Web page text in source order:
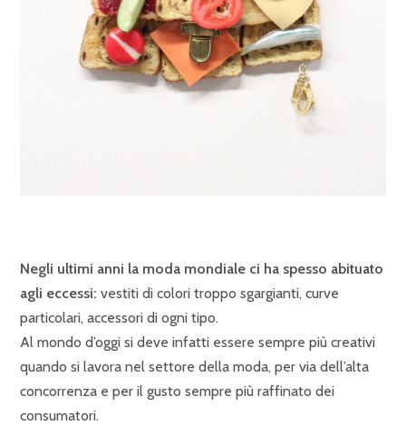
Negli ultimi anni la moda mondiale ci ha spesso abituato
agli eccessi: vestiti di colori troppo sgargianti, curve
particolari, accessori di ogni tipo.
Al mondo d’oggi si deve infatti essere sempre più creativi
quando si lavora nel settore della moda, per via dell’alta
concorrenza e per il gusto sempre più raffinato dei
consumatori.